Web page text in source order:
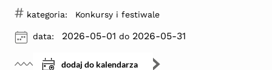
dodaj do kalendarza
# kategoria: Konkursy i festiwale
ikona
data: 2026-05-01 do 2026-05-31